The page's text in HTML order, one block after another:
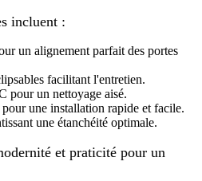
incluent :
un alignement parfait des portes
facilitant l'entretien.
pour un nettoyage aisé.
pour une installation rapide et facile.
une étanchéité optimale.
et praticité pour un